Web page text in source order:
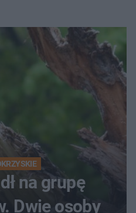
na grupę
Dwie osoby